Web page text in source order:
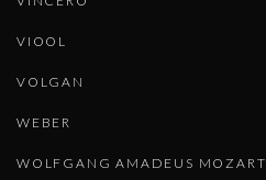
VIOOL
VOLGAN
WEBER
WOLFGANG AMADEUS MOZART